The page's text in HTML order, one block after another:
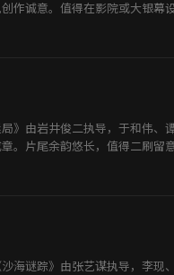
作诚意。值得在影院或大银幕设
》由岩井俊二执导，于和伟
。片尾余韵悠长，值得二刷留意
海谜踪》由张艺谋执导，李